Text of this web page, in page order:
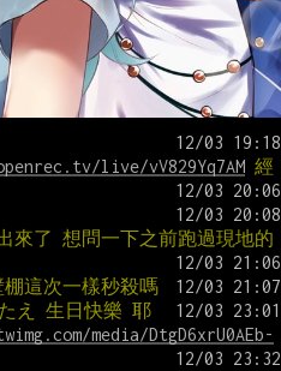
live/vV829Yq7AM 經
來了 想問一下之前跑過現地的
這次一樣秒殺嗎
え 生日快樂 耶
media/DtgD6xrU0AEb-